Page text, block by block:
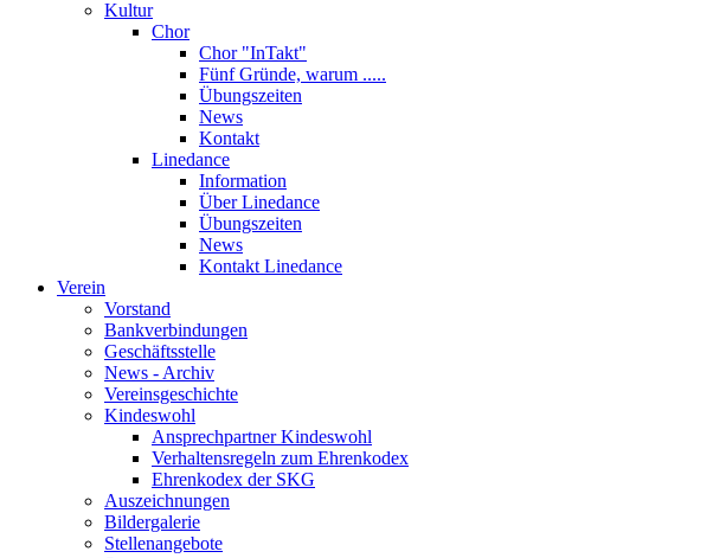
Kultur
Chor
Chor "InTakt"
Fünf Gründe, warum .....
Übungszeiten
News
Kontakt
Linedance
Information
Über Linedance
Übungszeiten
News
Kontakt Linedance
Verein
Vorstand
Bankverbindungen
Geschäftsstelle
News - Archiv
Vereinsgeschichte
Kindeswohl
Ansprechpartner Kindeswohl
Verhaltensregeln zum Ehrenkodex
Ehrenkodex der SKG
Auszeichnungen
Bildergalerie
Stellenangebote